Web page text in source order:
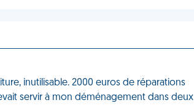
inutilisable. 2000 euros de réparations
servir à mon déménagement dans deux